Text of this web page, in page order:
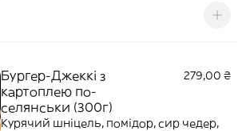
Бургер-Джеккі з
картоплею по-
селянськи (300г)
279,00 ₴
Курячий шніцель, помідор, сир чедер,